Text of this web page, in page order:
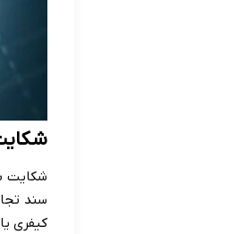
شکایت
سند
کیفری